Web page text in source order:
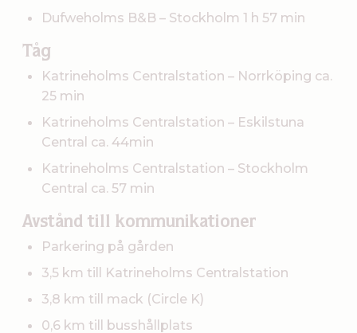
Dufweholms B&B – Stockholm 1 h 57 min
Tåg
Katrineholms Centralstation – Norrköping ca.
25 min
Katrineholms Centralstation – Eskilstuna
Central ca. 44min
Katrineholms Centralstation – Stockholm
Central ca. 57 min
Avstånd till kommunikationer
Parkering på gården
3,5 km till Katrineholms Centralstation
3,8 km till mack (Circle K)
0,6 km till busshållplats